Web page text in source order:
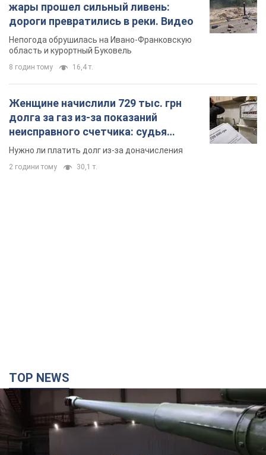
жары прошел сильный ливень:
дороги превратились в реки. Видео
Непогода обрушилась на Ивано-Франковскую
область и курортный Буковель
8 годин тому 16,4 т.
Женщине начислили 729 тыс. грн
долга за газ из-за показаний
неисправного счетчика: судья
вынес неожиданное решение
Нужно ли платить долг из-за доначисления
2 години тому 30,1 т.
TOP NEWS